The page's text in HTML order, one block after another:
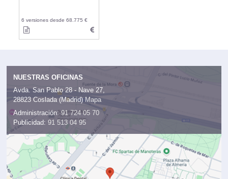
6 versiones desde 68.775 €
NUESTRAS OFICINAS
Avda. San Pablo 28 - Nave 27,
28823 Coslada (Madrid) Mapa
Administración: 91 724 05 70
Publicidad: 91 513 04 95